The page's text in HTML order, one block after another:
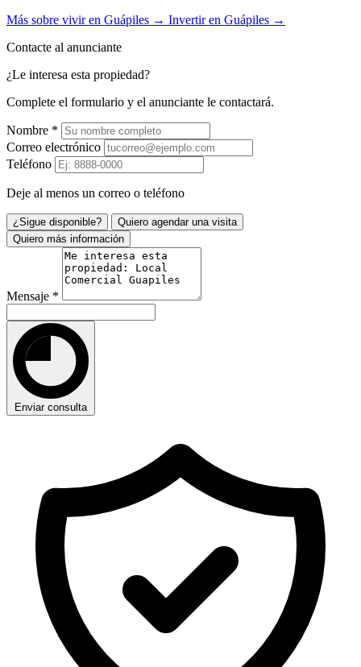
Más sobre vivir en Guápiles → Invertir en Guápiles →
Contacte al anunciante
¿Le interesa esta propiedad?
Complete el formulario y el anunciante le contactará.
Nombre *
Correo electrónico
Teléfono
Deje al menos un correo o teléfono
¿Sigue disponible?
Quiero agendar una visita
Quiero más información
Mensaje *
Enviar consulta